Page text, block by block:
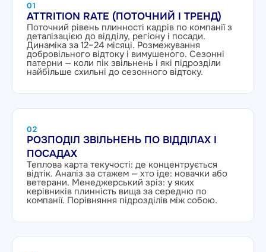
01
ATTRITION RATE (ПОТОЧНИЙ І ТРЕНД)
Поточний рівень плинності кадрів по компанії з
деталізацією до відділу, регіону і посади.
Динаміка за 12–24 місяці. Розмежування
добровільного відтоку і вимушеного. Сезонні
патерни — коли пік звільнень і які підрозділи
найбільше схильні до сезонного відтоку.
02
РОЗПОДІЛ ЗВІЛЬНЕНЬ ПО ВІДДІЛАХ І
ПОСАДАХ
Теплова карта текучості: де концентрується
відтік. Аналіз за стажем — хто іде: новачки або
ветерани. Менеджерський зріз: у яких
керівників плинність вища за середню по
компанії. Порівняння підрозділів між собою.